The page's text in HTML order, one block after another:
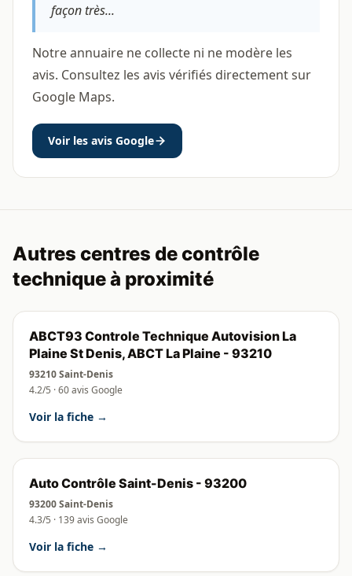
façon très...
Notre annuaire ne collecte ni ne modère les
avis. Consultez les avis vérifiés directement sur
Google Maps.
Voir les avis Google
Autres centres de contrôle
technique à proximité
ABCT93 Controle Technique Autovision La
Plaine St Denis, ABCT La Plaine - 93210
93210 Saint-Denis
4.2/5 · 60 avis Google
Voir la fiche →
Auto Contrôle Saint-Denis - 93200
93200 Saint-Denis
4.3/5 · 139 avis Google
Voir la fiche →